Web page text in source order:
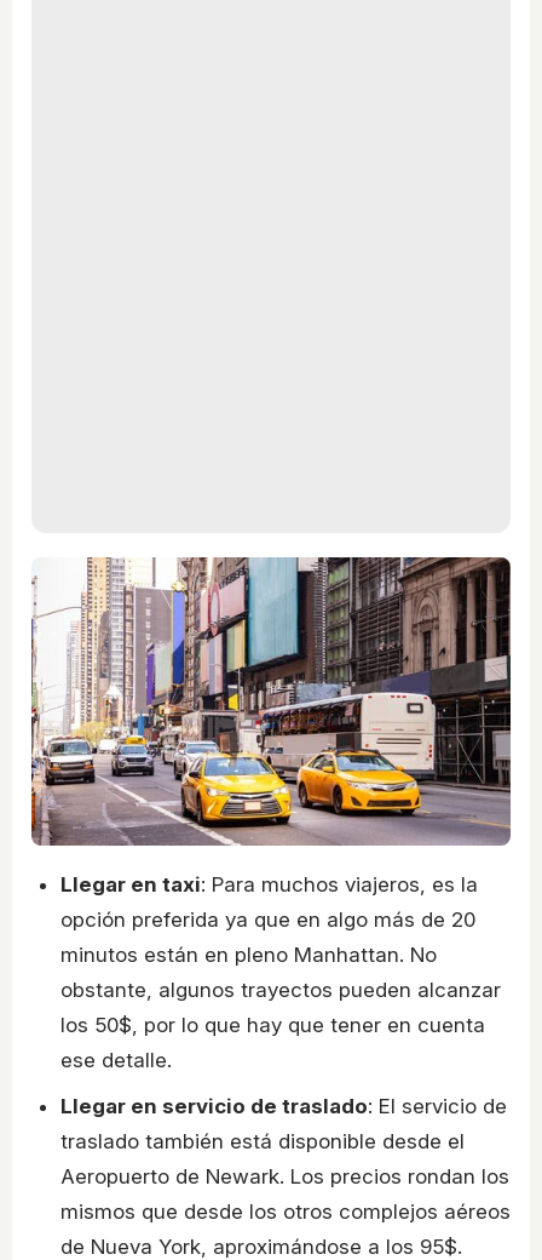
Llegar en taxi: Para muchos viajeros, es la
opción preferida ya que en algo más de 20
minutos están en pleno Manhattan. No
obstante, algunos trayectos pueden alcanzar
los 50$, por lo que hay que tener en cuenta
ese detalle.
Llegar en servicio de traslado: El servicio de
traslado también está disponible desde el
Aeropuerto de Newark. Los precios rondan los
mismos que desde los otros complejos aéreos
de Nueva York, aproximándose a los 95$.